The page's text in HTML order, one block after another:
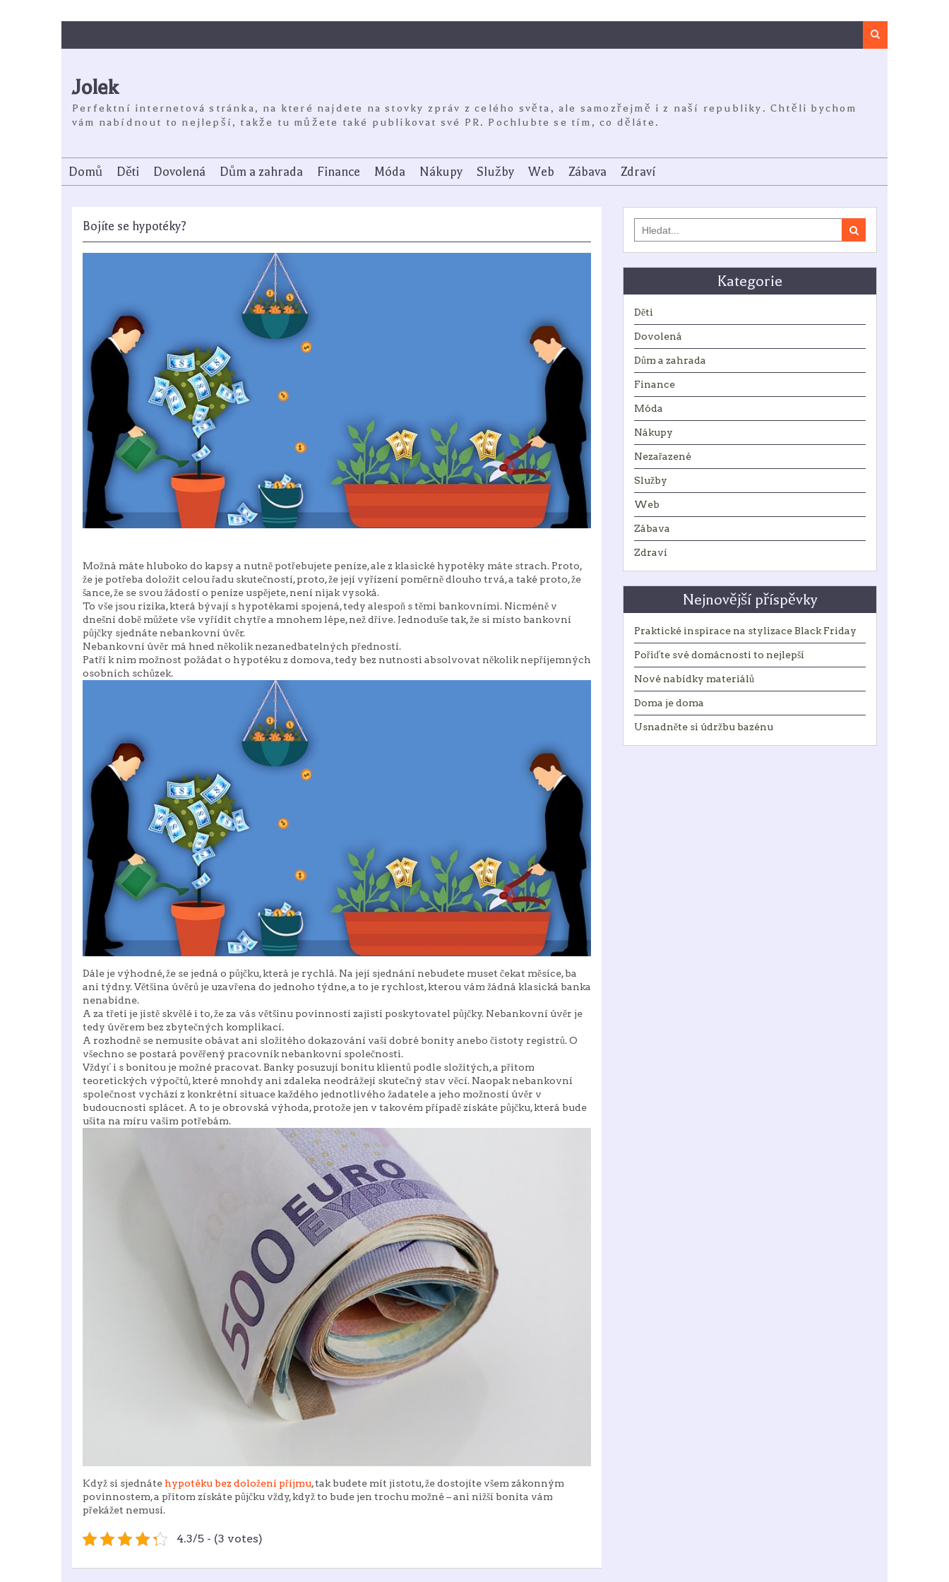
Jolek
Perfektní internetová stránka, na které najdete na stovky zpráv z celého světa, ale samozřejmě i z naší republiky. Chtěli bychom
vám nabídnout to nejlepší, takže tu můžete také publikovat své PR. Pochlubte se tím, co děláte.
Domů Děti Dovolená Dům a zahrada Finance Móda Nákupy Služby Web Zábava Zdraví
Bojíte se hypotéky?
Možná máte hluboko do kapsy a nutně potřebujete peníze, ale z klasické hypotéky máte strach. Proto,
že je potřeba doložit celou řadu skutečností, proto, že její vyřízení poměrně dlouho trvá, a také proto, že
šance, že se svou žádostí o peníze uspějete, není nijak vysoká.
To vše jsou rizika, která bývají s hypotékami spojená, tedy alespoň s těmi bankovními. Nicméně v
dnešní době můžete vše vyřídit chytře a mnohem lépe, než dříve. Jednoduše tak, že si místo bankovní
půjčky sjednáte nebankovní úvěr.
Nebankovní úvěr má hned několik nezanedbatelných předností.
Patří k nim možnost požádat o hypotéku z domova, tedy bez nutnosti absolvovat několik nepříjemných
osobních schůzek.
Dále je výhodné, že se jedná o půjčku, která je rychlá. Na její sjednání nebudete muset čekat měsíce, ba
ani týdny. Většina úvěrů je uzavřena do jednoho týdne, a to je rychlost, kterou vám žádná klasická banka
nenabídne.
A za třetí je jistě skvělé i to, že za vás většinu povinností zajistí poskytovatel půjčky. Nebankovní úvěr je
tedy úvěrem bez zbytečných komplikací.
A rozhodně se nemusíte obávat ani složitého dokazování vaší dobré bonity anebo čistoty registrů. O
všechno se postará pověřený pracovník nebankovní společnosti.
Vždyť i s bonitou je možné pracovat. Banky posuzují bonitu klientů podle složitých, a přitom
teoretických výpočtů, které mnohdy ani zdaleka neodrážejí skutečný stav věcí. Naopak nebankovní
společnost vychází z konkrétní situace každého jednotlivého žadatele a jeho možností úvěr v
budoucnosti splácet. A to je obrovská výhoda, protože jen v takovém případě získáte půjčku, která bude
ušita na míru vašim potřebám.
Když si sjednáte hypotéku bez doložení příjmu, tak budete mít jistotu, že dostojíte všem zákonným
povinnostem, a přitom získáte půjčku vždy, když to bude jen trochu možné – ani nižší bonita vám
překážet nemusí.
4.3/5 - (3 votes)
for:
Kategorie
Děti
Dovolená
Dům a zahrada
Finance
Móda
Nákupy
Nezařazené
Služby
Web
Zábava
Zdraví
Nejnovější příspěvky
Praktické inspirace na stylizace Black Friday
Pořiďte své domácnosti to nejlepší
Nové nabídky materiálů
Doma je doma
Usnadněte si údržbu bazénu